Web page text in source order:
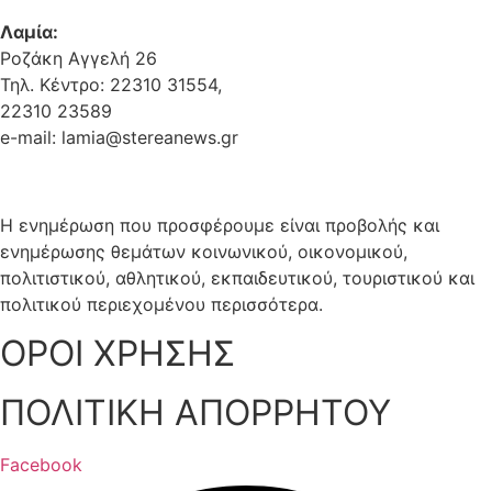
Λαμία:
Ροζάκη Αγγελή 26
Τηλ. Κέντρο: 22310 31554,
22310 23589
e-mail: lamia@stereanews.gr
Η ενημέρωση που προσφέρουμε είναι προβολής και
ενημέρωσης θεμάτων κοινωνικού, οικονομικού,
πολιτιστικού, αθλητικού, εκπαιδευτικού, τουριστικού και
πολιτικού περιεχομένου περισσότερα.
ΟΡΟΙ ΧΡΗΣΗΣ
ΠΟΛΙΤΙΚΗ ΑΠΟΡΡΗΤΟΥ
Facebook